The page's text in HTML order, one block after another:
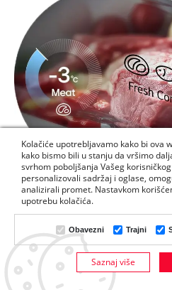
3) FRESHConverter™
- Podešavanje temperature može
na dugme za izbor. Dostupna su
(-3℃), Riba (0℃) i Sir (2℃).
- Na osnovu rezultata internih
prosečno kolebanje temperature
FRESHConverter+™ mereno je
metode testiranja kompanije LG,
temperaturom okoline od 25℃.
Kolačiće upotrebljavamo kako bi ova
kako bismo bili u stanju da vršimo
svrhom poboljšanja Vašeg
personalizovali sadržaj i oglase,
analizirali promet. Nastavkom
upotrebu kolačića.
Obavezni Trajni
Saznaj više